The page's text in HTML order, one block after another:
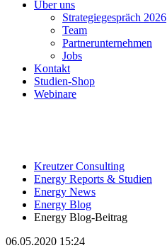
Über uns
Strategiegespräch 2026
Team
Partnerunternehmen
Jobs
Kontakt
Studien-Shop
Webinare
Kreutzer Consulting
Energy Reports & Studien
Energy News
Energy Blog
Energy Blog-Beitrag
06.05.2020 15:24